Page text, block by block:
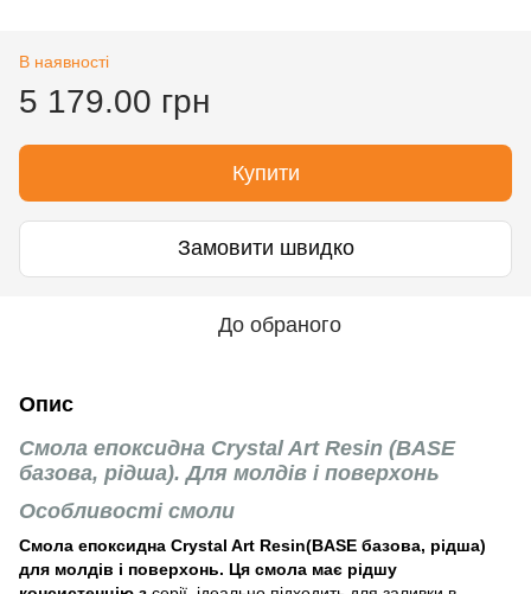
В наявності
5 179.00 грн
Купити
Замовити швидко
До обраного
Опис
Смола епоксидна Crystal Art Resin (BASE
базова, рідша). Для молдів і поверхонь
Особливості смоли
Смола епоксидна Crystal Art Resin(BASE базова, рідша)
для молдів і поверхонь. Ця смола має рідшу